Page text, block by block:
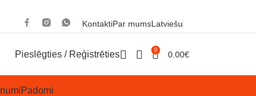
KontaktiPar mumsLatviešu
Pieslēgties / Reģistrēties 0 0.00€
Padomi